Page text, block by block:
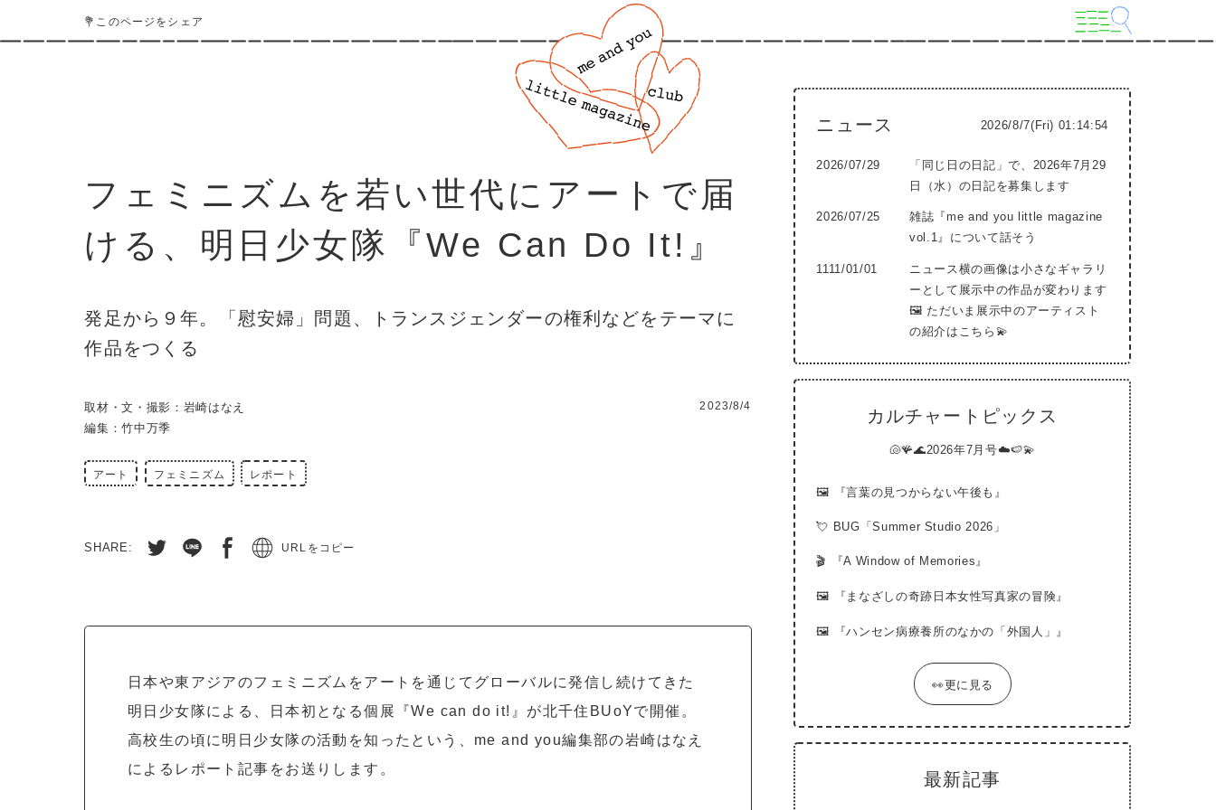
💐このページをシェア
フェミニズムを若い世代にアートで届
ける、明日少女隊『We Can Do It!』
発足から９年。「慰安婦」問題、トランスジェンダーの権利などをテーマに
作品をつくる
取材・文・撮影：岩崎はなえ
編集：竹中万季
2023/8/4
アート フェミニズム レポート
SHARE: URLをコピー
日本や東アジアのフェミニズムをアートを通じてグローバルに発信し続けてきた
明日少女隊による、日本初となる個展『We can do it!』が北千住BUoYで開催。
高校生の頃に明日少女隊の活動を知ったという、me and you編集部の岩崎はなえ
によるレポート記事をお送りします。
ニュース 2026/8/7(Fri) 01:14:56
2026/07/29
「同じ日の日記」で、2026年7月29
日（水）の日記を募集します
2026/07/25
雑誌『me and you little magazine
vol.1』について話そう
1111/01/01
ニュース横の画像は小さなギャラリ
ーとして展示中の作品が変わります
🖼 ただいま展示中のアーティスト
の紹介はこちら💫
カルチャートピックス
🐚🪸🌊2026年7月号☁️🍉💫
🖼 『言葉の見つからない午後も』
💘 BUG「Summer Studio 2026」
🎬 『A Window of Memories』
🖼 『まなざしの奇跡日本女性写真家の冒険』
🖼 『ハンセン病療養所のなかの「外国人」』
👀更に見る
最新記事